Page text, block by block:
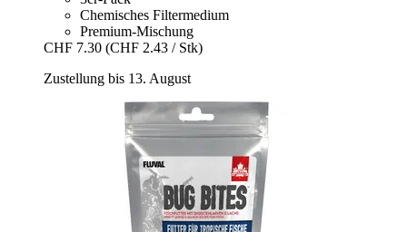
Chemisches Filtermedium
Premium-Mischung
CHF 7.30 (CHF 2.43 / Stk)
Zustellung bis 13. August